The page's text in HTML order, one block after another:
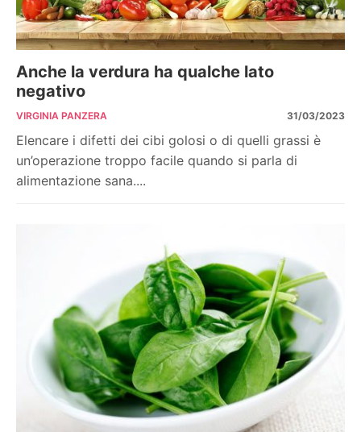
Anche la verdura ha qualche lato
negativo
VIRGINIA PANZERA 31/03/2023
Elencare i difetti dei cibi golosi o di quelli grassi è
un’operazione troppo facile quando si parla di
alimentazione sana....